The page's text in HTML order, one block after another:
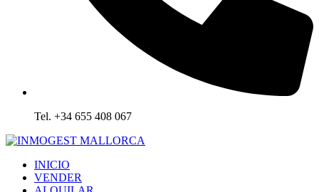
Tel. +34 655 408 067
INICIO
VENDER